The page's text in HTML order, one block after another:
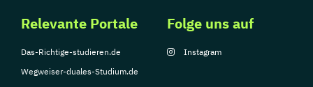
Relevante Portale
Das-Richtige-studieren.de
Wegweiser-duales-Studium.de
Folge uns auf
Instagram